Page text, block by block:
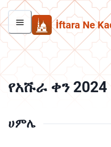
İftara Ne
የአሹራ ቀን 2024
ሀምሌ